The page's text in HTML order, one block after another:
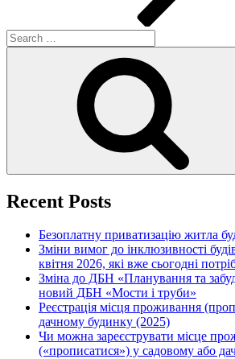
Search
for:
Recent Posts
Безоплатну приватизацію житла
Зміни вимог до інклюзивності
квітня 2026, які вже сьогодні
Зміна до ДБН «Планування та
новий ДБН «Мости і труби»
Реєстрація місця проживання
дачному будинку (2025)
Чи можна зареєструвати місце
(«прописатися») у садовому або